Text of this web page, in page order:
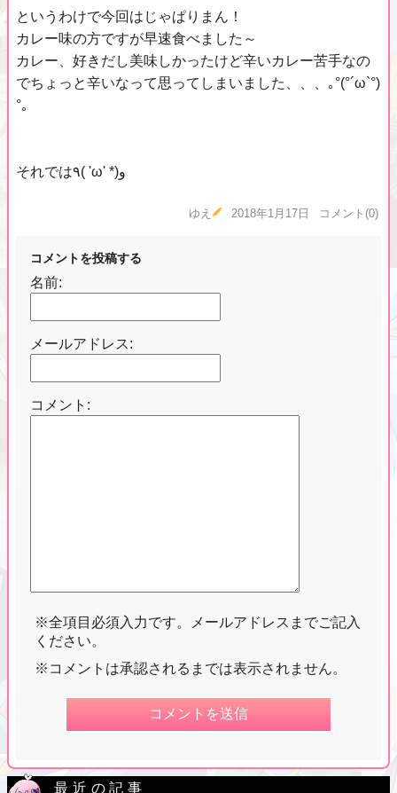
というわけで今回はじゃぱりまん！
カレー味の方ですが早速食べました～
カレー、好きだし美味しかったけど辛いカレー苦手なの
でちょっと辛いなって思ってしまいました、、、｡°(°´ω`°)
°｡
それでは٩( 'ω' *)و
ゆえ 2018年1月17日 コメント(0)
コメントを投稿する
名前:
メールアドレス:
コメント:
※全項目必須入力です。メールアドレスまでご記入
ください。
※コメントは承認されるまでは表示されません。
最近の記事